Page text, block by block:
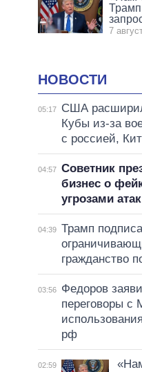
7
НОВОСТИ
05:17
США
Кубы из-за
с россией,
04:57 Советник
бизнес о
угрозами
04:39 Трамп
гражданство
03:56
Федоров
переговоры с
рф
02:59